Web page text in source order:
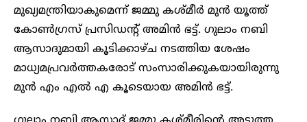
മുഖ്യമന്ത്രിയാകുമെന്ന് ജമ്മു കശ്മീർ മുൻ യൂത്ത്
കോൺഗ്രസ് പ്രസിഡന്റ് അമിൻ ഭട്ട്. ഗുലാം നബി
ആസാദുമായി കൂടിക്കാഴ്ച നടത്തിയ ശേഷം
മാധ്യമപ്രവർത്തകരോട് സംസാരിക്കുകയായിരുന്നു
മുൻ എം എൽ എ കൂടെയായ അമിൻ ഭട്ട്.